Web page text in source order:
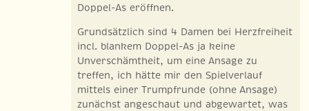
Doppel-As eröffnen.
Grundsätzlich sind 4 Damen bei Herzfreiheit
incl. blankem Doppel-As ja keine
Unverschämtheit, um eine Ansage zu
treffen, ich hätte mir den Spielverlauf
mittels einer Trumpfrunde (ohne Ansage)
zunächst angeschaut und abgewartet, was